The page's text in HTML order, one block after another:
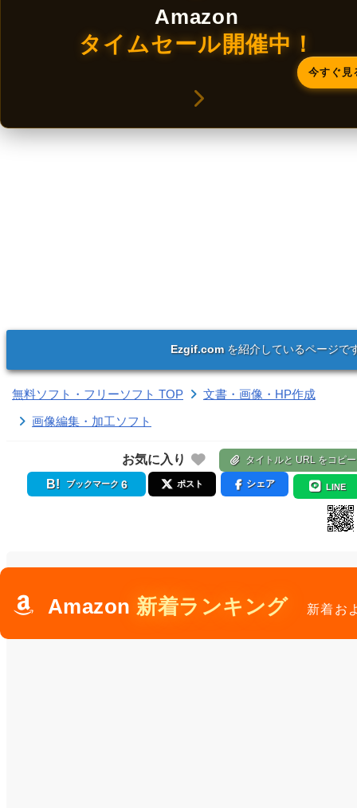
Amazon
タイムセール開催中！
今すぐ見
Ezgif.comを紹介しているページで
無料ソフト・フリーソフト TOP
文書・画像・HP作成
画像編集・加工ソフト
お気に入り タイトルと URL をコピー
ブックマーク 6 ポスト シェア LINE
Amazon 新着ランキング 新着お